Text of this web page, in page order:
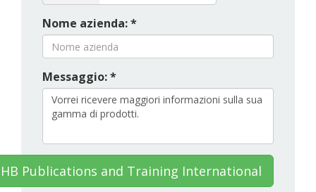
Nome azienda: *
Messaggio: *
Publications and Training International